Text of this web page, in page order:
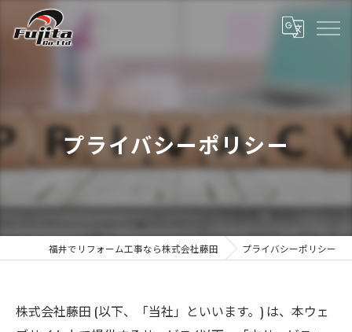
プライバシーポリシー
福井でリフォーム工事なら株式会社藤田 プライバシーポリシー
株式会社藤田 (以下、「当社」といいます。) は、本ウェ